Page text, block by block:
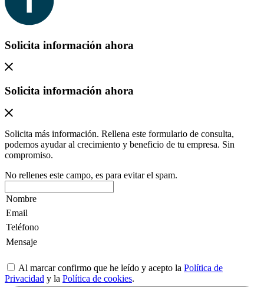
Solicita información ahora
Solicita información ahora
Solicita más información. Rellena este formulario de consulta,
podemos ayudar al crecimiento y beneficio de tu empresa. Sin
compromiso.
No rellenes este campo, es para evitar el spam.
Al marcar confirmo que he leído y acepto la Política de
Privacidad y la Política de cookies.